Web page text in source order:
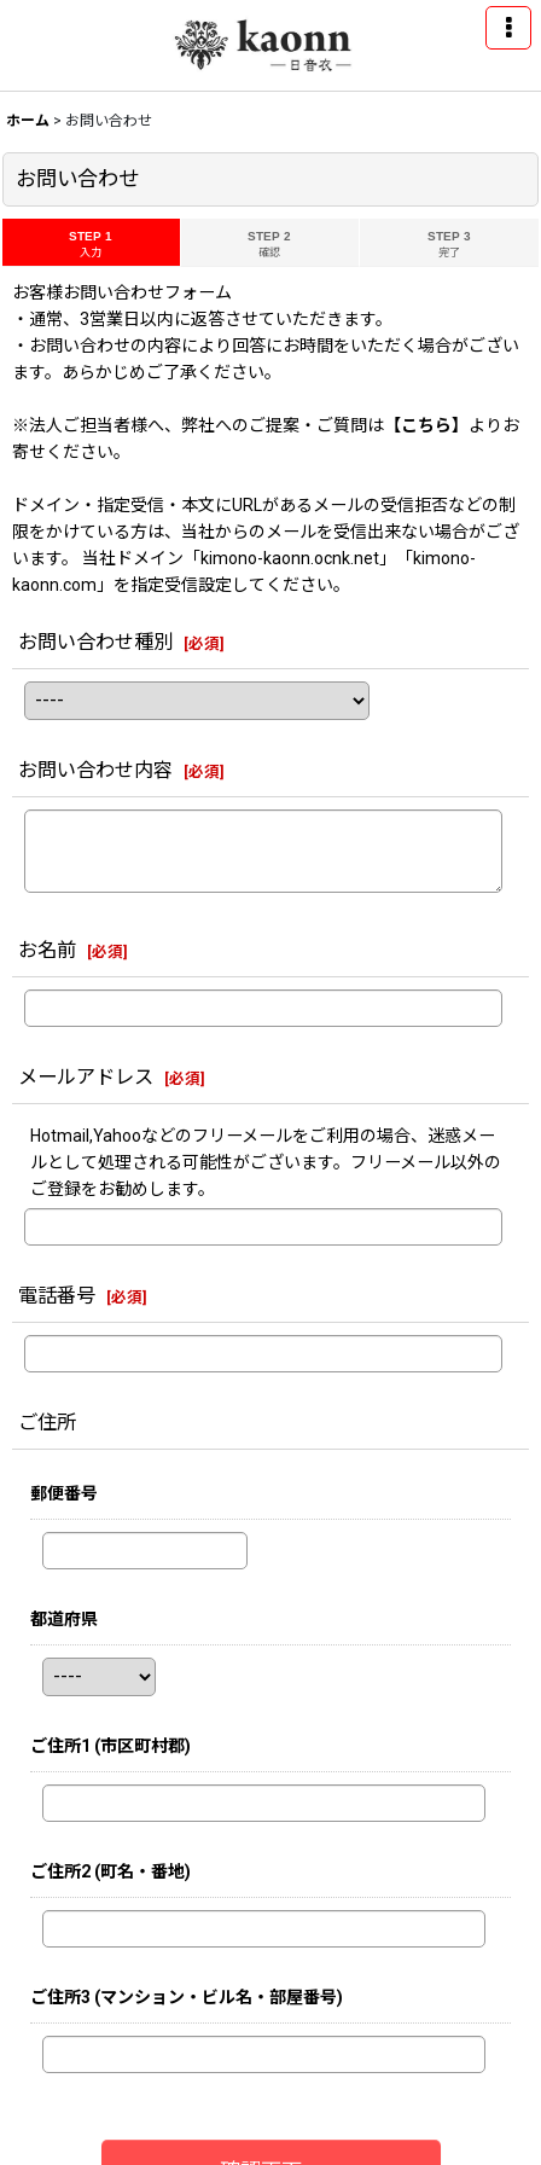
ホーム > お問い合わせ
お問い合わせ
STEP 1
入力
STEP 2
確認
STEP 3
完了
お客様お問い合わせフォーム
・通常、3営業日以内に返答させていただきます。
・お問い合わせの内容により回答にお時間をいただく場合がござい
ます。あらかじめご了承ください。
※法人ご担当者様へ、弊社へのご提案・ご質問は 【こちら】
よりお
寄せください。
ドメイン・指定受信・本文にURLがあるメールの受信拒否などの制
限をかけている方は、当社からのメールを受信出来ない場合がござ
います。 当社ドメイン「kimono-kaonn.ocnk.net」「kimono-
kaonn.com」を指定受信設定してください。
お問い合わせ種別 [必須]
お問い合わせ内容 [必須]
お名前 [必須]
メールアドレス [必須]
Hotmail,Yahooなどのフリーメールをご利用の場合、迷惑メー
ルとして処理される可能性がございます。フリーメール以外の
ご登録をお勧めします。
電話番号 [必須]
ご住所
郵便番号
都道府県
ご住所1 (市区町村郡)
ご住所2 (町名・番地)
ご住所3 (マンション・ビル名・部屋番号)